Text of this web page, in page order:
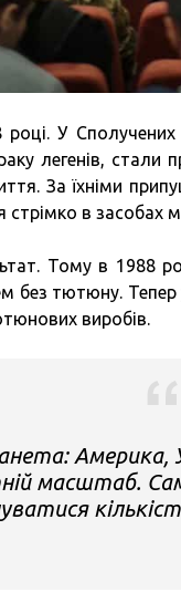
році. У
легенів,
За їхніми
в засобах
Тому в 1988
без тютюну.
виробів.
Америка,
масштаб.